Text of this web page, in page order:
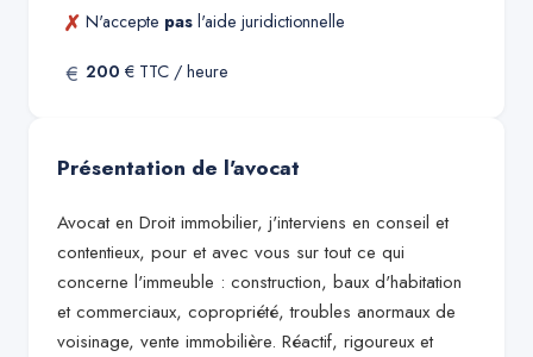
✗ N'accepte pas l'aide juridictionnelle
€ 200 € TTC / heure
Présentation de l'avocat
Avocat en Droit immobilier, j'interviens en conseil et
contentieux, pour et avec vous sur tout ce qui
concerne l'immeuble : construction, baux d'habitation
et commerciaux, copropriété, troubles anormaux de
voisinage, vente immobilière. Réactif, rigoureux et